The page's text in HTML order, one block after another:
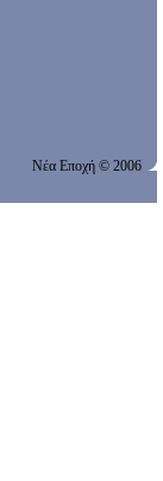
Νέα Εποχή © 2006